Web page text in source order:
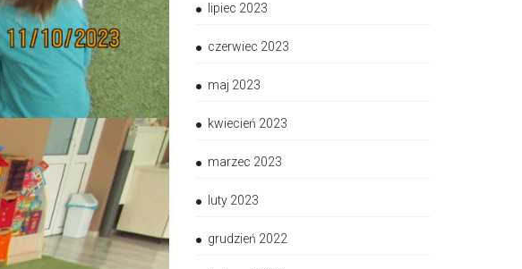
lipiec 2023
czerwiec 2023
maj 2023
kwiecień 2023
marzec 2023
luty 2023
grudzień 2022